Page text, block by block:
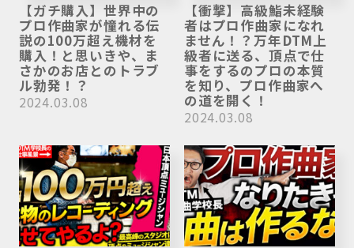
【ガチ購入】世界中の
プロ作曲家が憧れる伝
説の100万超え機材を
購入！と思いきや、ま
さかのお店とのトラブ
ル勃発！？
2024.03.08
【衝撃】高級鮨未経験
者はプロ作曲家になれ
ません！？万年DTM上
級者に送る、頂点で仕
事をするのプロの本質
を知り、プロ作曲家へ
の道を開く！
2024.03.08